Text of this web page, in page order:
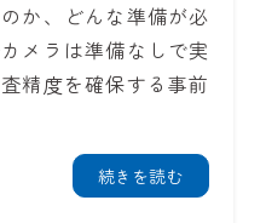
か、どんな準備が必
メラは準備なしで実
精度を確保する事前
続きを読む